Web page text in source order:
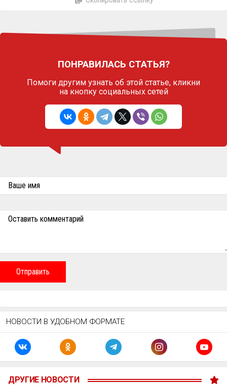
ПОНРАВИЛАСЬ СТАТЬЯ?
Помоги другим узнать об этой статье, кликни
на кнопку социальных сетей
Ваше имя
Оставить комментарий
Отправить
НОВОСТИ В УДОБНОМ ФОРМАТЕ
ДРУГИЕ НОВОСТИ